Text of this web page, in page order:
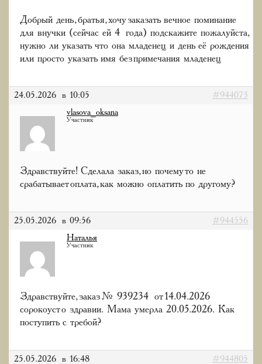
Добрый день, братья, хочу заказать вечное поминание
для внучки (сейчас ей 4 года) подскажите пожалуйста,
нужно ли указать что она младенец и день её рождения
или просто указать имя без примечания младенец
24.05.2026 в 10:05 #944073
vlasova_oksana
Участник
Здравствуйте! Сделала заказ, но почему то не
срабатывает оплата, как можно оплатить по другому?
25.05.2026 в 09:56 #944556
Наталья
Участник
Здравствуйте, заказ № 939234 от 14.04.2026
сорокоуст о здравии. Мама умерла 20.05.2026. Как
поступить с требой?
25.05.2026 в 16:48 #944805